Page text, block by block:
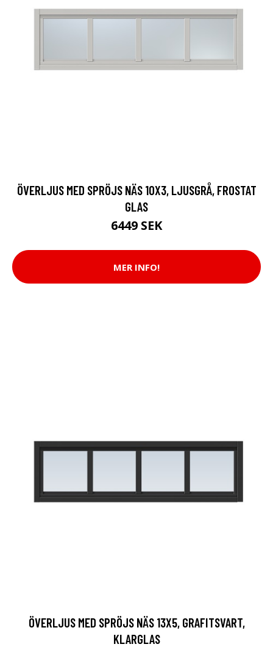
ÖVERLJUS MED SPRÖJS NÄS 10X3, LJUSGRÅ, FROSTAT
GLAS
6449 SEK
MER INFO!
ÖVERLJUS MED SPRÖJS NÄS 13X5, GRAFITSVART,
KLARGLAS